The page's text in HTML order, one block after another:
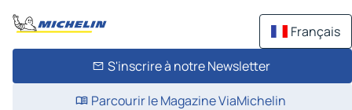
Français
S'inscrire à notre Newsletter
Parcourir le Magazine ViaMichelin